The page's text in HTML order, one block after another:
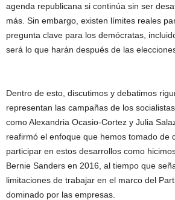
agenda republicana si continúa sin ser
más. Sin embargo, existen límites reales
pregunta clave para los demócratas,
será lo que harán después de las
Dentro de esto, discutimos y debatimos
representan las campañas de los
como Alexandria Ocasio-Cortez y Julia
reafirmó el enfoque que hemos tomado de
participar en estos desarrollos como
Bernie Sanders en 2016, al tiempo que
limitaciones de trabajar en el marco del
dominado por las empresas.